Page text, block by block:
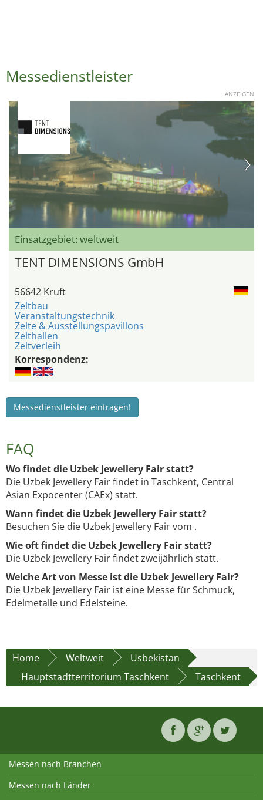
Messedienstleister
ANZEIGEN
Einsatzgebiet: weltweit
TENT DIMENSIONS GmbH
56642 Kruft
Zeltbau
Veranstaltungstechnik
Zelte & Ausstellungspavillons
Zelthallen
Zeltverleih
Korrespondenz:
Messedienstleister eintragen!
FAQ
Wo findet die Uzbek Jewellery Fair statt?
Die Uzbek Jewellery Fair findet in Taschkent, Central
Asian Expocenter (CAEx) statt.
Wann findet die Uzbek Jewellery Fair statt?
Besuchen Sie die Uzbek Jewellery Fair vom .
Wie oft findet die Uzbek Jewellery Fair statt?
Die Uzbek Jewellery Fair findet zweijährlich statt.
Welche Art von Messe ist die Uzbek Jewellery Fair?
Die Uzbek Jewellery Fair ist eine Messe für Schmuck,
Edelmetalle und Edelsteine.
Home Weltweit
Usbekistan
Hauptstadtterritorium Taschkent
Taschkent
Messen nach Branchen
Messen nach Länder